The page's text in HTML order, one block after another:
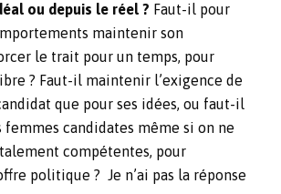
ou depuis le réel ? Faut-il pour
maintenir son
le trait pour un temps, pour
? Faut-il maintenir l’exigence de
que pour ses idées, ou faut-il
femmes candidates même si on ne
compétentes, pour
politique ? Je n’ai pas la réponse